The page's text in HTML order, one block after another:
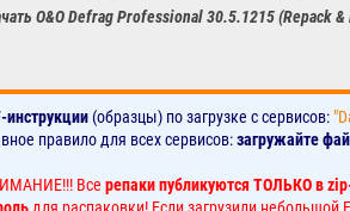
O&O Defrag Professional 30.5.1215 (Repack
инструкции (образцы) по загрузке с сервисов:
правило для всех сервисов:загружайте
Все репаки публикуются ТОЛЬКО в
для распаковки! Если загрузили небольшой